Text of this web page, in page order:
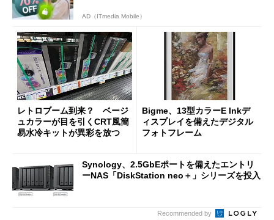
AD（ITmedia Mobile）
レトロブーム到来？ ベージ
ュカラーが目を引くCRT風簡
易水冷キットが異彩を放つ
Bigme、13型カラーE Inkデ
ィスプレイを備えたデジタル
フォトフレーム
Synology、2.5GbEポートを備えたエントリ
ーNAS「DiskStation neo＋」シリーズを投入
Recommended by